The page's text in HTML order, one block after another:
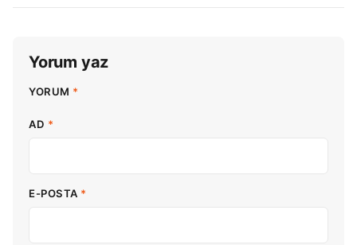
Yorum yaz
YORUM *
AD *
E-POSTA *